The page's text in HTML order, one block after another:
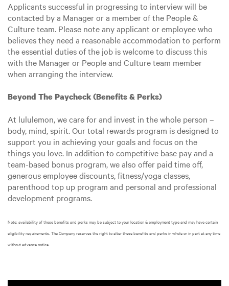
Applicants successful in progressing to interview will be
contacted by a Manager or a member of the People &
Culture team. Please note any applicant or employee who
believes they need a reasonable accommodation to perform
the essential duties of the job is welcome to discuss this
with the Manager or People and Culture team member
when arranging the interview.
Beyond The Paycheck (Benefits & Perks)
At lululemon, we care for and invest in the whole person –
body, mind, spirit. Our total rewards program is designed to
support you in achieving your goals and focus on the
things you love. In addition to competitive base pay and a
team-based bonus program, we also offer paid time off,
generous employee discounts, fitness/yoga classes,
parenthood top up program and personal and professional
development programs.
Note: availability of these benefits and perks may be subject to your location & employment type and may have certain
eligibility requirements. The Company reserves the right to alter these benefits and perks in whole or in part at any time
without advance notice.